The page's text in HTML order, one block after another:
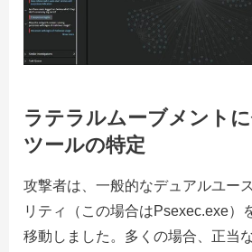
ラテラルムーブメント
ツールの特定
攻撃者は、一般的なデュアルユー
リティ（この場合はPsexec.exe）
移動しました。多くの場合、正当